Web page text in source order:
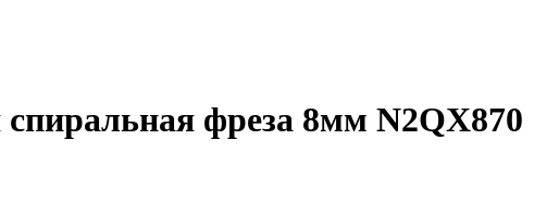
спиральная фреза 8мм N2QX870